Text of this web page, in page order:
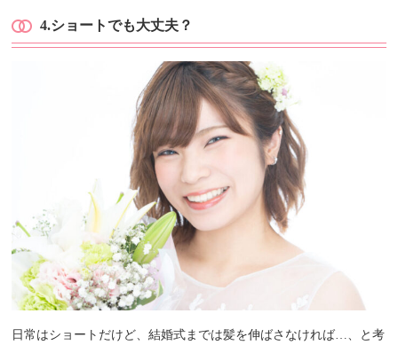
4.ショートでも大丈夫？
日常はショートだけど、結婚式までは髪を伸ばさなければ…、と考